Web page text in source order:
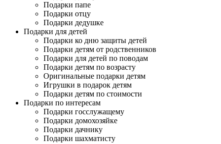
Подарки папе
Подарки отцу
Подарки дедушке
Подарки для детей
Подарки ко дню защиты детей
Подарки детям от родственников
Подарки для детей по поводам
Подарки детям по возрасту
Оригинальные подарки детям
Игрушки в подарок детям
Подарки детям по стоимости
Подарки по интересам
Подарки госслужащему
Подарки домохозяйке
Подарки дачнику
Подарки шахматисту